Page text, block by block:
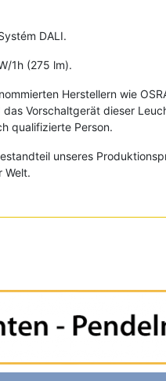
DALI.
1h (275 lm).
Herstellern wie
Vorschaltgerät dieser
qualifizierte Person.
unseres
Welt.